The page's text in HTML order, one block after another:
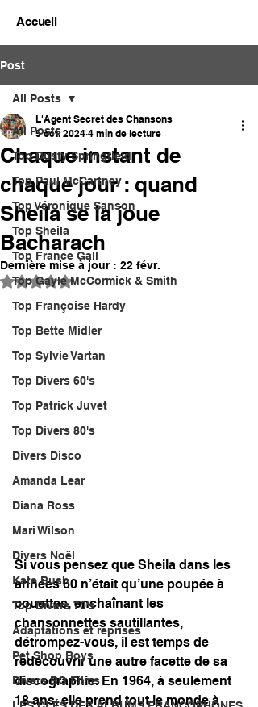
Accueil
Post
All Posts
Top Dusty Springfield
Top Paul McCartney
Top Véronique Sanson
Top Sheila
Top France Gall
Top Gayle McCormick & Smith
Top Françoise Hardy
Top Bette Midler
Top Sylvie Vartan
Top Divers 60's
Top Patrick Juvet
Top Divers 80's
Divers Disco
Amanda Lear
Diana Ross
Mari Wilson
Divers Noël
Kate Bush
Top Divers 70's
Adaptations et reprises
Pet Shop Boys
Divers BO Films
All Posts
Chaque instant de
chaque jour : quand
Sheila se la joue
Bacharach
L'Agent Secret des Chansons
5 oct. 2024 4 min de lecture
Dernière mise à jour : 22 févr.
Noté NaN étoiles sur 5.
Si vous pensez que Sheila dans les
années 60 n’était qu’une poupée à
couettes, enchaînant les
chansonnettes sautillantes,
détrompez-vous, il est temps de
redécouvrir une autre facette de sa
discographie. En 1964, à seulement
18 ans, elle prend tout le monde à